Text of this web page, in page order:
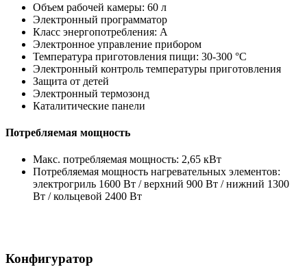
Объем рабочей камеры: 60 л
Электронный программатор
Класс энергопотребления: A
Электронное управление прибором
Температура приготовления пищи: 30-300 °C
Электронный контроль температуры приготовления
Защита от детей
Электронный термозонд
Каталитические панели
Потребляемая мощность
Макс. потребляемая мощность: 2,65 кВт
Потребляемая мощность нагревательных элементов:
электрогриль 1600 Вт / верхний 900 Вт / нижний 1300
Вт / кольцевой 2400 Вт
Конфигуратор